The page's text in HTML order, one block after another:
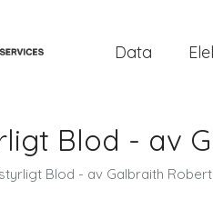
Data
Blod - av
Blod - av Galbraith